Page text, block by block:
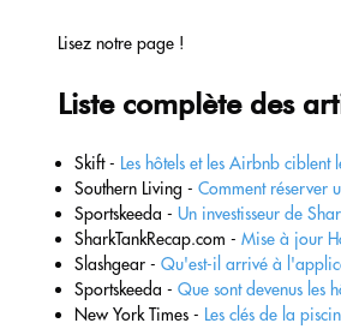
Lisez notre page !
Liste complète des
Skift - Les hôtels et les Airbnb ciblent
Southern Living - Comment réserver
Sportskeeda - Un investisseur de
SharkTankRecap.com - Mise à jour
Slashgear - Qu'est-il arrivé à
Sportskeeda - Que sont devenus les
New York Times - Les clés de la